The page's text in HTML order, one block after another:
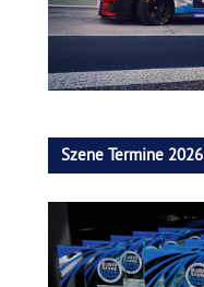
Szene Termine 2026